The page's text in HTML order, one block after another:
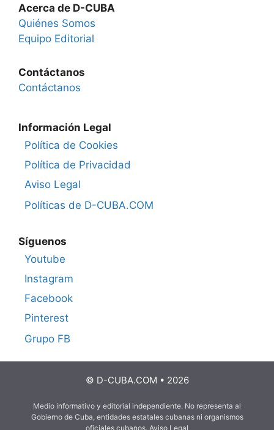
Acerca de D-CUBA
Quiénes Somos
Equipo Editorial
Contáctanos
Contáctanos
Información Legal
Política de Cookies
Política de Privacidad
Aviso Legal
Políticas de D-CUBA.COM
Síguenos
Youtube
Instagram
Facebook
Pinterest
Grupo FB
© D-CUBA.COM • 2026
Medio informativo y editorial independiente. No representa al
Gobierno de Cuba, entidades estatales cubanas ni organismos
oficiales cubanos. Aviso Legal